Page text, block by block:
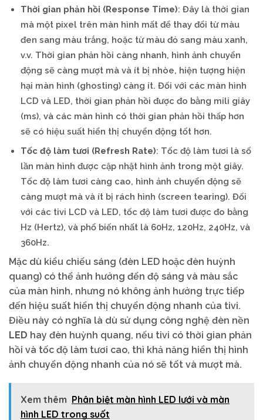
Thời gian phản hồi (Response Time): Đây là thời gian
mà một pixel trên màn hình mất để thay đổi từ màu
đen sang màu trắng, hoặc từ màu đỏ sang màu xanh,
v.v. Thời gian phản hồi càng nhanh, hình ảnh chuyển
động sẽ càng mượt mà và ít bị nhòe, hiện tượng hiện
hại màn hình (ghosting) càng ít. Đối với các màn hình
LCD và LED, thời gian phản hồi được đo bằng mili giây
(ms), và các màn hình có thời gian phản hồi thấp hơn
sẽ có hiệu suất hiển thị chuyển động tốt hơn.
Tốc độ làm tươi (Refresh Rate): Tốc độ làm tươi là số
lần màn hình được cập nhật hình ảnh trong một giây.
Tốc độ làm tươi càng cao, hình ảnh chuyển động sẽ
càng mượt mà và ít bị rách hình (screen tearing). Đối
với các tivi LCD và LED, tốc độ làm tươi được đo bằng
Hz (Hertz), và phổ biến nhất là 60Hz, 120Hz, 240Hz, và
360Hz.
Mặc dù kiểu chiếu sáng (đèn LED hoặc đèn huỳnh
quang) có thể ảnh hưởng đến độ sáng và màu sắc
của màn hình, nhưng nó không ảnh hưởng trực tiếp
đến hiệu suất hiển thị chuyển động nhanh của tivi.
Điều này có nghĩa là dù sử dụng công nghệ đèn nền
LED hay đèn huỳnh quang, nếu tivi có thời gian phản
hồi và tốc độ làm tươi cao, thì khả năng hiển thị hình
ảnh chuyển động nhanh của nó sẽ tốt và mượt mà.
Xem thêm Phân biệt màn hình LED lưới và màn
hình LED trong suốt